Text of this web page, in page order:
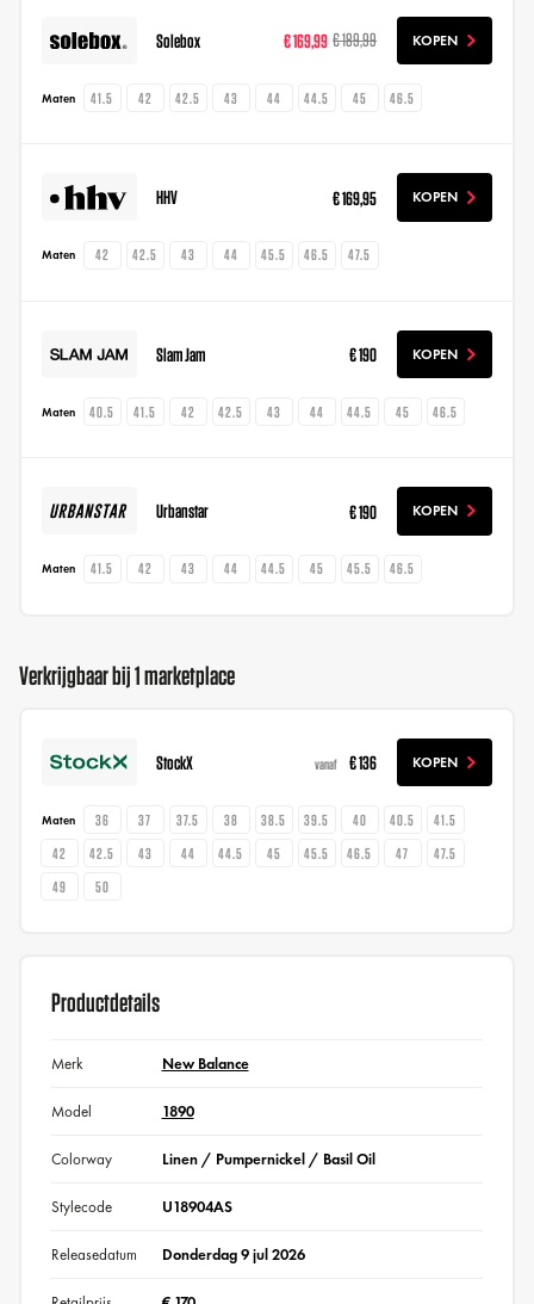
Solebox € 169,99 € 189,99 KOPEN
Maten 41.5 42 42.5 43 44 44.5 45 46.5
HHV € 169,95 KOPEN
Maten 42 42.5 43 44 45.5 46.5 47.5
Slam Jam € 190 KOPEN
Maten 40.5 41.5 42 42.5 43 44 44.5 45 46.5
Urbanstar € 190 KOPEN
Maten 41.5 42 43 44 44.5 45 45.5 46.5
Verkrijgbaar bij 1 marketplace
StockX vanaf € 136 KOPEN
Maten 36 37 37.5 38 38.5 39.5 40 40.5
41.5
42
42.5 43 44 44.5 45 45.5 46.5 47
47.5
49
50
Productdetails
Merk New Balance
Model 1890
Colorway Linen / Pumpernickel / Basil Oil
Stylecode U18904AS
Releasedatum Donderdag 9 jul 2026